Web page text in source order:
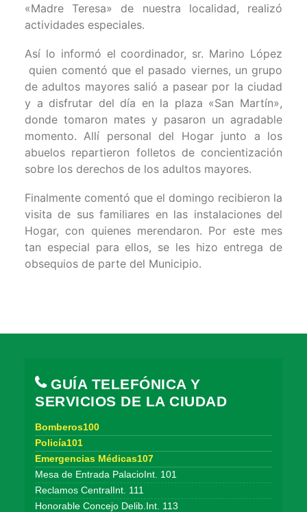
«Madre Teresa» de nuestra localidad, realizó
actividades especiales.
Así lo informó el coordinador, sr. Marino López
quien comentó que el pasado viernes, un grupo
de adultos mayores salió a pasear por la ciudad
y a disfrutar del día en la plaza «San Martín»,
donde tomaron mates y pasaron un agradable
momento. Allí personal del Hogar junto a los
abuelos repartieron folletos de concientización
sobre los derechos de los adultos mayores.
Finalmente comentó que el domingo recibieron la
visita de sus familiares en las instalaciones del
Hogar, con quienes merendaron. Por este mes
tan especial para ellos, se les hizo entrega de
obsequios de parte del Municipio.
GUÍA TELEFÓNICA Y
SERVICIOS DE LA CIUDAD
Bomberos100
Policía101
Emergencias Médicas107
Mesa de Entrada PalacioInt. 101
Reclamos CentralInt. 111
Honorable Concejo Delib.Int. 113